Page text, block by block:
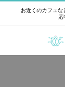
お近くのカフェ
応